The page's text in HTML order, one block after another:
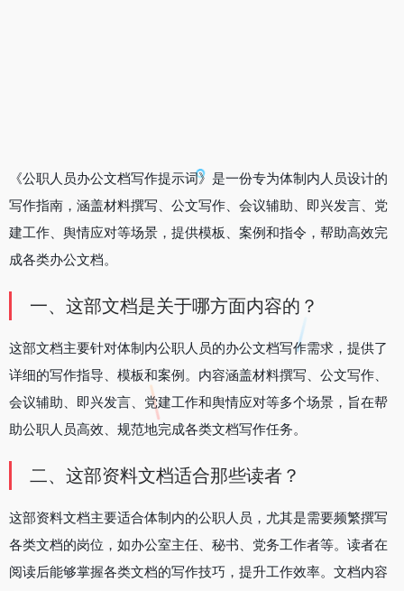
《公职人员办公文档写作提示词》是一份专为体制内人员设计的
写作指南，涵盖材料撰写、公文写作、会议辅助、即兴发言、党
建工作、舆情应对等场景，提供模板、案例和指令，帮助高效完
成各类办公文档。
一、这部文档是关于哪方面内容的？
这部文档主要针对体制内公职人员的办公文档写作需求，提供了
详细的写作指导、模板和案例。内容涵盖材料撰写、公文写作、
会议辅助、即兴发言、党建工作和舆情应对等多个场景，旨在帮
助公职人员高效、规范地完成各类文档写作任务。
二、这部资料文档适合那些读者？
这部资料文档主要适合体制内的公职人员，尤其是需要频繁撰写
各类文档的岗位，如办公室主任、秘书、党务工作者等。读者在
阅读后能够掌握各类文档的写作技巧，提升工作效率。文档内容